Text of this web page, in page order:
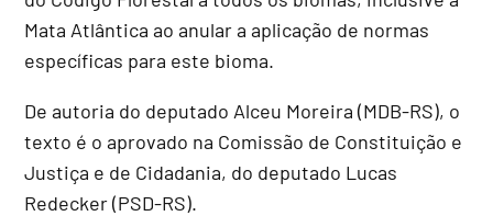
Mata Atlântica ao anular a aplicação de normas
específicas para este bioma.
De autoria do deputado Alceu Moreira (MDB-RS), o
texto é o aprovado na Comissão de Constituição e
Justiça e de Cidadania, do deputado Lucas
Redecker (PSD-RS).